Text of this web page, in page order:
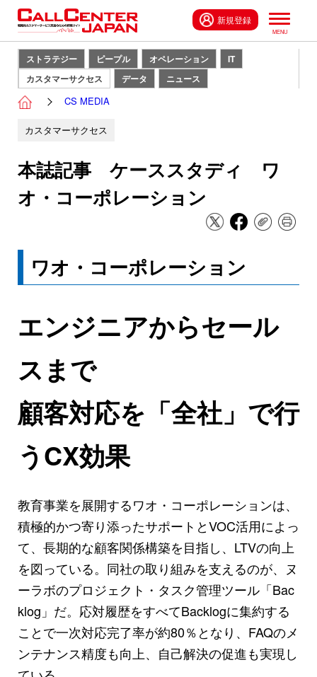
新規登録
ストラテジー ピープル オペレーション
IT
カスタマーサクセス
データ ニュース
CS MEDIA
カスタマーサクセス
本誌記事 ケーススタディ ワ
オ・コーポレーション
ワオ・コーポレーション
エンジニアからセール
スまで
顧客対応を「全社」で行
うCX効果
教育事業を展開するワオ・コーポレーションは、
積極的かつ寄り添ったサポートとVOC活用によっ
て、長期的な顧客関係構築を目指し、LTVの向上
を図っている。同社の取り組みを支えるのが、ヌ
ーラボのプロジェクト・タスク管理ツール「Bac
klog」だ。応対履歴をすべてBacklogに集約する
ことで一次対応完了率が約80％となり、FAQのメ
ンテナンス精度も向上、自己解決の促進も実現し